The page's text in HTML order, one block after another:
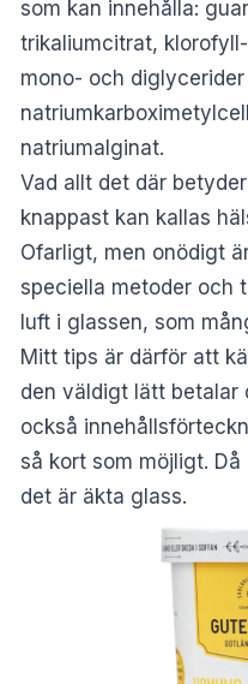
som kan innehålla:
trikaliumcitrat,
mono- och
natriumalginat.
Vad allt det där
knappast kan kallas
Ofarligt, men onödigt
speciella metoder och
luft i glassen, som
Mitt tips är därför att
den väldigt lätt betalar
också
så kort som möjligt.
det är äkta glass.